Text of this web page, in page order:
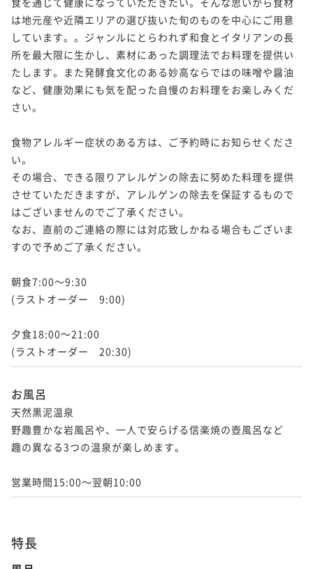
は地元産や近隣エリアの選び抜いた旬のものを中心にご用意
しています。。ジャンルにとらわれず和食とイタリアンの長
所を最大限に生かし、素材にあった調理法でお料理を提供い
たします。また発酵食文化のある妙高ならではの味噌や醤油
など、健康効果にも気を配った自慢のお料理をお楽しみくだ
さい。
食物アレルギー症状のある方は、ご予約時にお知らせくださ
い。
その場合、できる限りアレルゲンの除去に努めた料理を提供
させていただきますが、アレルゲンの除去を保証するもので
はございませんのでご了承ください。
なお、直前のご連絡の際には対応致しかねる場合もございま
すので予めご了承ください。
朝食7:00～9:30
(ラストオーダー　9:00)
夕食18:00～21:00
(ラストオーダー　20:30)
お風呂
天然黒泥温泉
野趣豊かな岩風呂や、一人で安らげる信楽焼の壺風呂など
趣の異なる3つの温泉が楽しめます。
営業時間15:00～翌朝10:00
特長